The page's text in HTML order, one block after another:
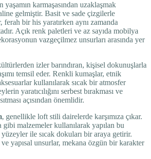
yaşamın karmaşasından uzaklaşmak
gelmiştir. Basit ve sade çizgilerle
bir his yaratırken aynı zamanda
Açık renk paletleri ve az sayıda mobilya
vazgeçilmez unsurları arasında yer
izler barındıran, kişisel dokunuşlarla
temsil eder. Renkli kumaşlar, etnik
kullanılarak sıcak bir atmosfer
yaratıcılığını serbest bırakması ve
açısından önemlidir.
, genellikle loft stili dairelerde karşımıza çıkar.
malzemeler kullanılarak yapılan bu
ile sıcak dokuları bir araya getirir.
yapısal unsurlar, mekana özgün bir karakter